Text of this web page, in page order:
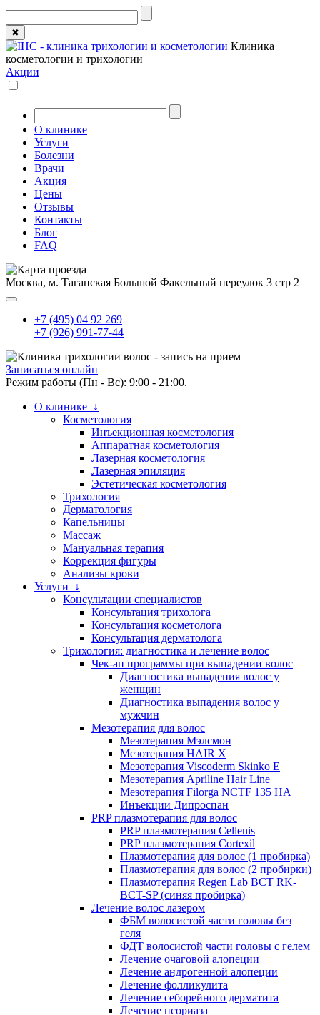
✖
Клиника
косметологии и трихологии
Акции
О клинике
Услуги
Болезни
Врачи
Акция
Цены
Отзывы
Контакты
Блог
FAQ
Москва, м. Таганская Большой Факельный переулок 3 стр 2
+7 (495) 04 92 269
+7 (926) 991-77-44
Записаться онлайн
Режим работы (Пн - Вс): 9:00 - 21:00.
О клинике ↓
Косметология
Инъекционная косметология
Аппаратная косметология
Лазерная косметология
Лазерная эпиляция
Эстетическая косметология
Трихология
Дерматология
Капельницы
Массаж
Мануальная терапия
Коррекция фигуры
Анализы крови
Услуги ↓
Консультации специалистов
Консультация трихолога
Консультация косметолога
Консультация дерматолога
Трихология: диагностика и лечение волос
Чек-ап программы при выпадении волос
Диагностика выпадения волос у
женщин
Диагностика выпадения волос у
мужчин
Мезотерапия для волос
Мезотерапия Мэлсмон
Мезотерапия HAIR X
Мезотерапия Viscoderm Skinko E
Мезотерапия Apriline Hair Line
Мезотерапия Filorga NCTF 135 HA
Инъекции Дипроспан
PRP плазмотерапия для волос
PRP плазмотерапия Cellenis
PRP плазмотерапия Cortexil
Плазмотерапия для волос (1 пробирка)
Плазмотерапия для волос (2 пробирки)
Плазмотерапия Regen Lab BCT RK-
BCT-SP (синяя пробирка)
Лечение волос лазером
ФБМ волосистой части головы без
геля
ФДТ волосистой части головы с гелем
Лечение очаговой алопеции
Лечение андрогенной алопеции
Лечение фолликулита
Лечение себорейного дерматита
Лечение псориаза